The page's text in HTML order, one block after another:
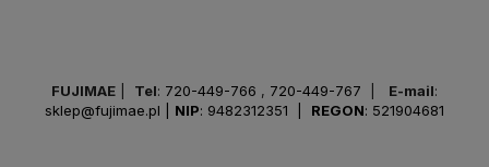
FUJIMAE Tel: 720-449-766 , 720-449-767 E-mail:
sklep@fujimae.pl
NIP: 9482312351 | REGON: 521904681